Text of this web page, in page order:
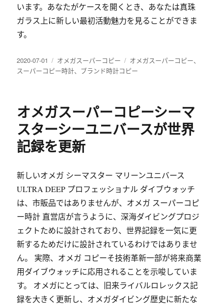
います。あなたがケースを開くとき、あなたは真珠
ガラス上に新しい最初活動魅力を見ることができま
す。
发
布
2020-07-01
分
类
オメガスーパーコピー
标
签
オメガスーパーコピー、
スーパーコピー時計、 ブランド時計コピー
オメガスーパーコピーシーマ
スターシーユニバースが世界
記録を更新
新しいオメガ シーマスター マリーンユニバース
ULTRA DEEP プロフェッショナル ダイブウォッチ
は、市販品ではありませんが、オメガ スーパーコピ
ー時計 直営店が言うように、深海ダイビングプロジ
ェクトために設計されており、世界記録を一気に更
新するためだけに設計されているわけではありませ
ん。 実際、オメガ コピーそ技術革新一部が将来商業
用ダイブウォッチに応用されることを示唆していま
す。 オメガにとっては、旧来ライバルロレックス記
録を大きく更新し、オメガダイビング歴史に新たな